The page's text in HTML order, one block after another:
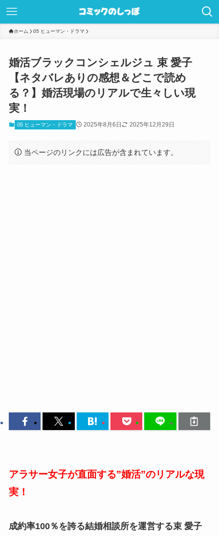
ホーム 05 ヒューマン・ドラマ
婚活ブラックコンシェルジュ 束 愛子
【ネタバレありの感想＆どこで読め
る？】婚活現場のリアルで生々しい現
実！
05 ヒューマン・ドラマ 2025年8月6日 2025年12月29日
当ページのリンクには広告が含まれています。
アラサー女子が直面する”婚活”のリアルな現
実！
成約率100％を誇る結婚相談所を運営する束 愛子